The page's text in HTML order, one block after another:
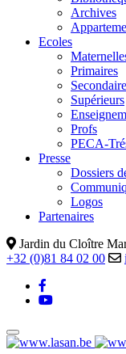
Archives
Ecoles
Primaires
Supérieurs
Profs
PECA-
Presse
Dossiers
Logos
Partenaires
Jardin du Cloître
+32 (0)81 84 02 00